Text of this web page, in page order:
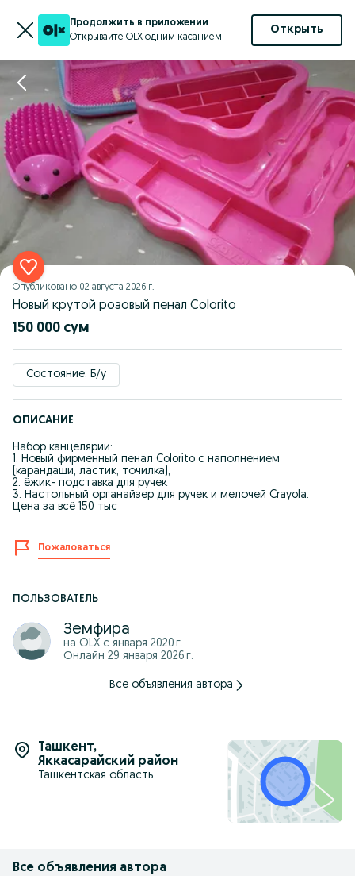
Продолжить в приложении
Открывайте OLX одним касанием
Открыть
Опубликовано 02 августа 2026 г.
Новый крутой розовый пенал Colorito
150 000 сум
Состояние: Б/у
ОПИСАНИЕ
Набор канцелярии:
1. Новый фирменный пенал Colorito с наполнением
(карандаши, ластик, точилка),
2. ёжик- подставка для ручек
3. Настольный органайзер для ручек и мелочей Crayola.
Цена за всё 150 тыс
Пожаловаться
ПОЛЬЗОВАТЕЛЬ
Земфира
на OLX с января 2020 г.
Онлайн 29 января 2026 г.
Все объявления автора
Ташкент,
Яккасарайский район
Ташкентская область
Все объявления автора